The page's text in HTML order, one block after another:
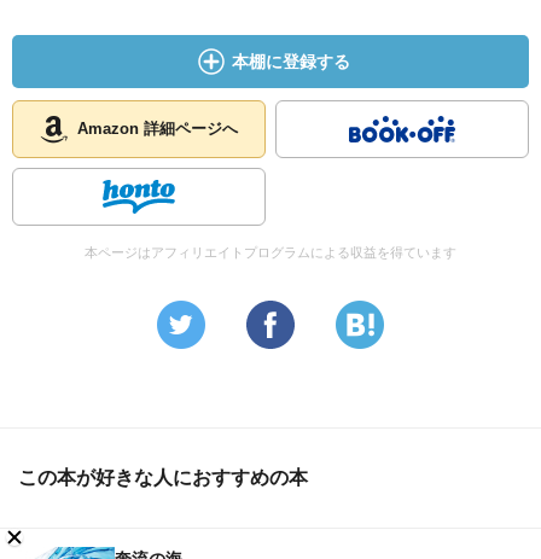
本棚に登録する
Amazon 詳細ページへ
本ページはアフィリエイトプログラムによる収益を得ています
この本が好きな人におすすめの本